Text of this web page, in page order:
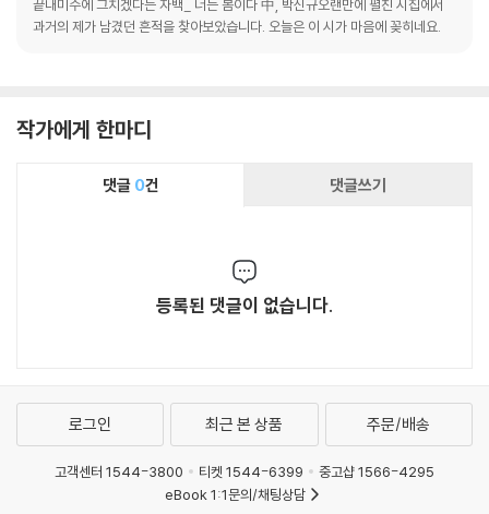
끝내미수에 그치겠다는 자백_ 너는 봄이다 中, 박신규오랜만에 펼친 시집에서
과거의 제가 남겼던 흔적을 찾아보았습니다. 오늘은 이 시가 마음에 꽂히네요.
작가에게 한마디
댓글 0건 댓글쓰기
등록된 댓글이 없습니다.
로그인 최근 본 상품 주문/배송
고객센터 1544-3800 티켓 1544-6399
중고샵 1566-4295
eBook 1:1문의/채팅상담